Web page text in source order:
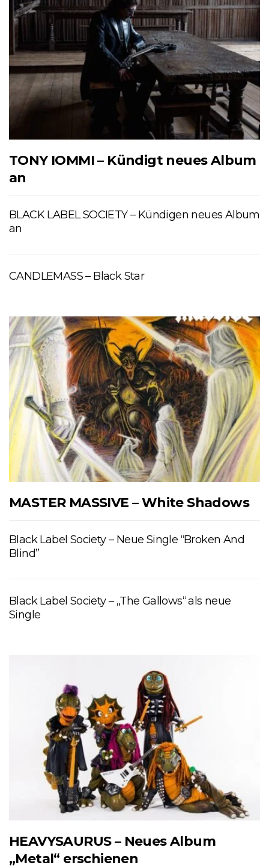
TONY IOMMI – Kündigt neues Album
an
BLACK LABEL SOCIETY – Kündigen neues Album
an
CANDLEMASS – Black Star
MASTER MASSIVE – White Shadows
Black Label Society – Neue Single “Broken And
Blind”
Black Label Society – „The Gallows“ als neue
Single
HEAVYSAURUS – Neues Album
„Metal“ erschienen